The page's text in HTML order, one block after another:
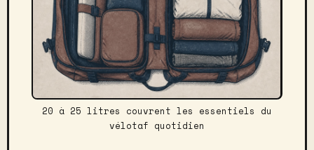
20 à 25 litres couvrent les essentiels du
vélotaf quotidien